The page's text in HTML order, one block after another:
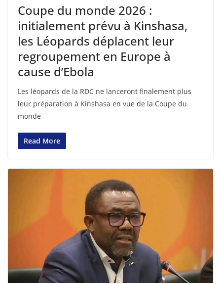
Coupe du monde 2026 :
initialement prévu à Kinshasa,
les Léopards déplacent leur
regroupement en Europe à
cause d’Ebola
Les léopards de la RDC ne lanceront finalement plus
leur préparation à Kinshasa en vue de la Coupe du
monde
Read More